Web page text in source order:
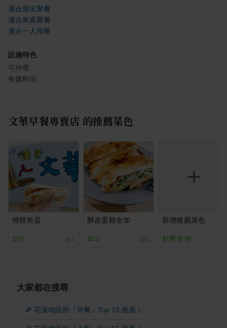
適合朋友聚餐
適合家庭聚餐
適合一人用餐
設施特色
可外帶
有醬料區
文華早餐專賣店 的推薦菜色
燒餅夾蛋
$25 1
酥皮蛋餅全加
$55 1
新增推薦菜色
點擊新增
大家都在搜尋
🔎 花蓮地區的『早餐』Top 15 推薦！